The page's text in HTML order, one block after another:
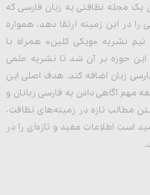
یک مجله نظافتی به زبان فارسی که
در این زمینه ارتقا دهد، همواره
نشریه «ویکی کلین» همراه با
حوزه بر آن شد تا نشریه علمی
زبان اضافه کند. هدف اصلی این
مهم آگاهی دادن به فارسی زبانان و
مطالب تازه در زمینه‌های نظافت،
است اطلاعات مفید و تازه‌ای را در